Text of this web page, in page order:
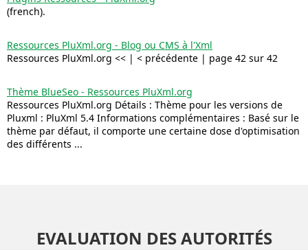
(french).
Ressources PluXml.org - Blog ou CMS à l'Xml
Ressources PluXml.org << | < précédente | page 42 sur 42
Thème BlueSeo - Ressources PluXml.org
Ressources PluXml.org Détails : Thème pour les versions de
Pluxml : PluXml 5.4 Informations complémentaires : Basé sur le
thème par défaut, il comporte une certaine dose d'optimisation
des différents ...
EVALUATION DES AUTORITÉS